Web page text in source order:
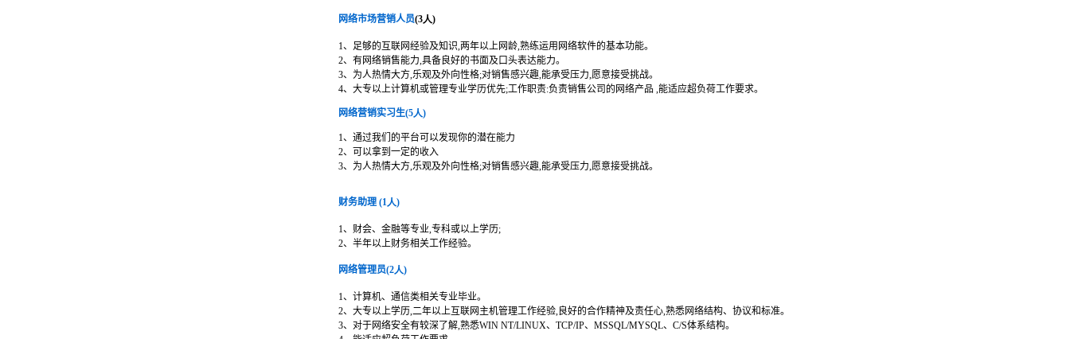
网络市场营销人员(3人)
1、足够的互联网经验及知识,两年以上网龄,熟练运用网络软件的基本功能。
2、有网络销售能力,具备良好的书面及口头表达能力。
3、为人热情大方,乐观及外向性格;对销售感兴趣,能承受压力,愿意接受挑战。
4、大专以上计算机或管理专业学历优先;工作职责:负责销售公司的网络产品 ,能适应超负荷工作要求。
网络营销实习生(5人)
1、通过我们的平台可以发现你的潜在能力
2、可以拿到一定的收入
3、为人热情大方,乐观及外向性格;对销售感兴趣,能承受压力,愿意接受挑战。
财务助理(1人)
1、财会、金融等专业,专科或以上学历;
2、半年以上财务相关工作经验。
网络管理员(2人)
1、计算机、通信类相关专业毕业。
2、大专以上学历,二年以上互联网主机管理工作经验,良好的合作精神及责任心,熟悉网络结构、协议和标准。
3、对于网络安全有较深了解,熟悉WIN NT/LINUX、TCP/IP、MSSQL/MYSQL、C/S体系结构。